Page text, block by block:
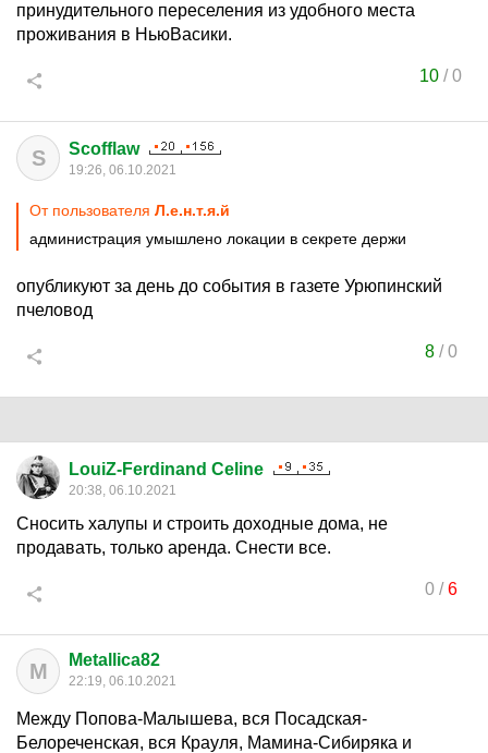
принудительного переселения из удобного места
проживания в НьюВасики.
10 /0
S Scofflaw
19:26, 06.10.2021
От пользователя Л.е.н.т.я.й
администрация умышлено локации в секрете держи
опубликуют за день до события в газете Урюпинский
пчеловод
8/0
LouiZ-Ferdinand Celine
20:38, 06.10.2021
Сносить халупы и строить доходные дома, не
продавать, только аренда. Снести все.
0/6
M Metallica82
22:19, 06.10.2021
Между Попова-Малышева, вся Посадская-
Белореченская, вся Крауля, Мамина-Сибиряка и